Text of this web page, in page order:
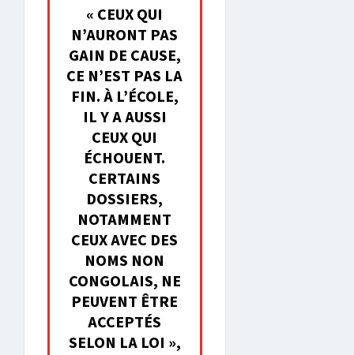
« CEUX QUI
N’AURONT PAS
GAIN DE CAUSE,
CE N’EST PAS LA
FIN. À L’ÉCOLE,
IL Y A AUSSI
CEUX QUI
ÉCHOUENT.
CERTAINS
DOSSIERS,
NOTAMMENT
CEUX AVEC DES
NOMS NON
CONGOLAIS, NE
PEUVENT ÊTRE
ACCEPTÉS
SELON LA LOI »,